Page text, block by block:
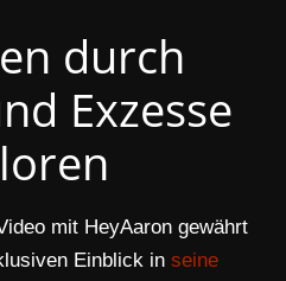
durch
Exzesse
mit HeyAaron gewährt
Einblick in seine